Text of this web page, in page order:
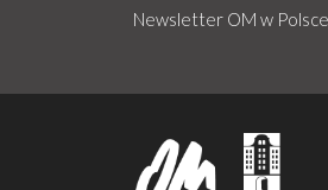
Newsletter OM w